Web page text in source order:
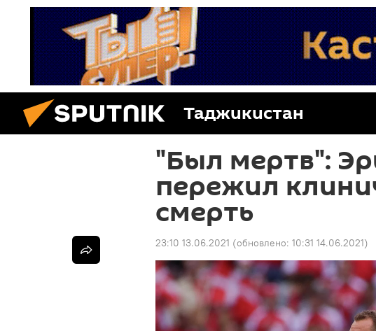
Таджикистан
"Был мертв":
пережил
смерть
23:10 13.06.2021 (обновлено: 10:31 14.06.2021)